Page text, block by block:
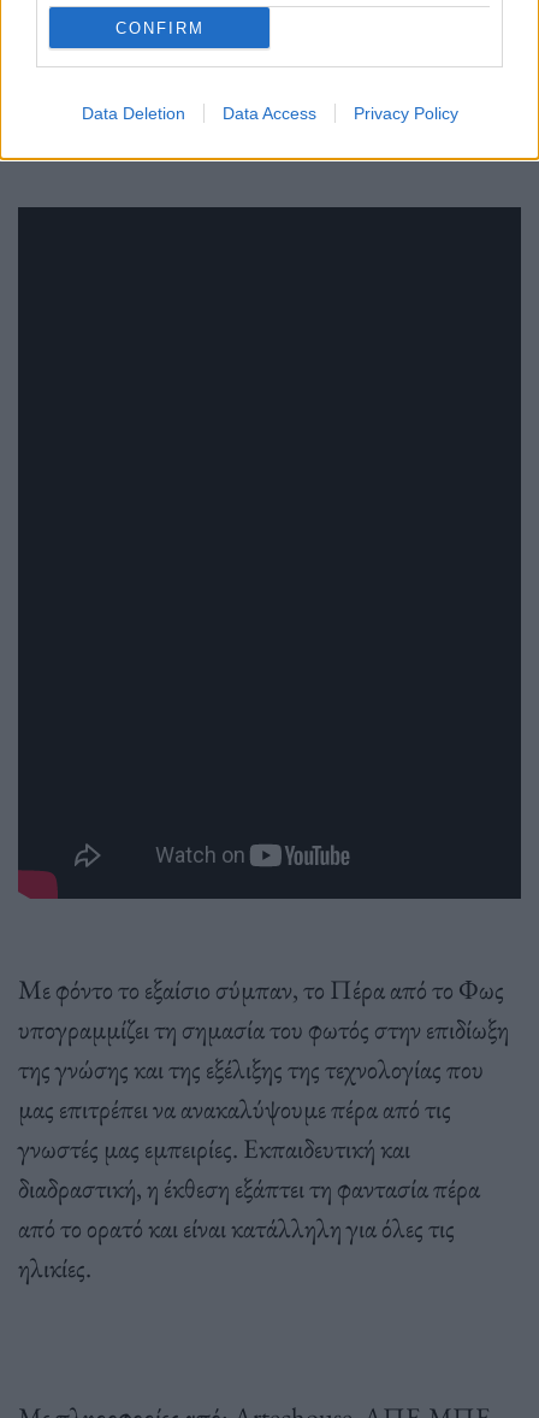
CONFIRM
Data Deletion Data Access Privacy Policy
υψηλής ανάλυσης για να παραδώσει μια γιορτή για
τις αισθήσεις.
Με φόντο το εξαίσιο σύμπαν, το Πέρα από το Φως
υπογραμμίζει τη σημασία του φωτός στην επιδίωξη
της γνώσης και της εξέλιξης της τεχνολογίας που
μας επιτρέπει να ανακαλύψουμε πέρα από τις
γνωστές μας εμπειρίες. Εκπαιδευτική και
διαδραστική, η έκθεση εξάπτει τη φαντασία πέρα
από το ορατό και είναι κατάλληλη για όλες τις
ηλικίες.